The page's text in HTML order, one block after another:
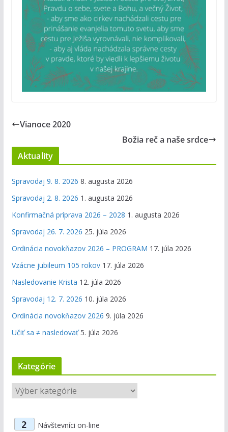
Vianoce 2020
Božia reč a naše srdce
Aktuality
Spravodaj 9. 8. 2026 8. augusta 2026
Spravodaj 2. 8. 2026 1. augusta 2026
Konfirmačná príprava 2026 – 2028 1. augusta 2026
Spravodaj 26. 7. 2026 25. júla 2026
Ordinácia novokňazov 2026 – PROGRAM 17. júla 2026
Vzácne jubileum 105 rokov 17. júla 2026
Nasledovanie Krista 12. júla 2026
Spravodaj 12. 7. 2026 10. júla 2026
Ordinácia novokňazov 2026 9. júla 2026
Učiť sa ≠ nasledovať 5. júla 2026
Kategórie
K
a
2 Návštevníci on-line